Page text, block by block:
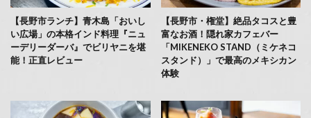
【長野市ランチ】青木島「おいし
い広場」の本格インド料理『ニュ
ーデリーダーバ』でビリヤニを堪
能！正直レビュー
【長野市・権堂】絶品タコスと豊
富なお酒！隠れ家カフェバー
「MIKENEKO STAND（ミケネコ
スタンド）」で最高のメキシカン
体験